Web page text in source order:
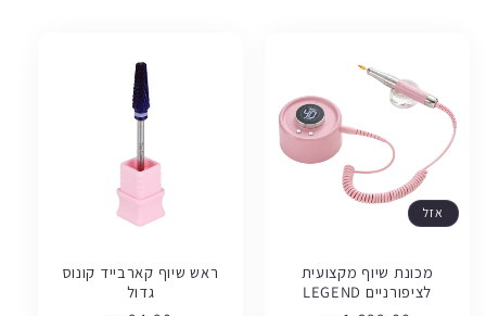
אזל
מכונת שיוף מקצועית
לציפורניים LEGEND
ראש שיוף קארבייד קונוס
גדול